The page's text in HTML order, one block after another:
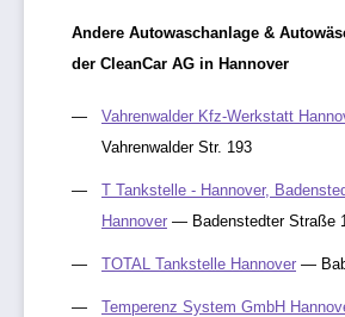
Andere Autowaschanlage &
der CleanCar AG in Hannover
Vahrenwalder Kfz-Werkstatt
Vahrenwalder Str. 193
T Tankstelle - Hannover,
Hannover — Badenstedter Straße
TOTAL Tankstelle Hannover —
Temperenz System GmbH